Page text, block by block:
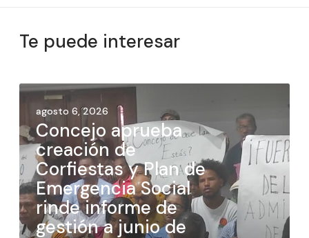
Te puede interesar
agosto 6, 2026
Concejo aprueba
creación de
Corfiestas y Plan de
Emergencia Social
rinde informe de
gestión a junio de